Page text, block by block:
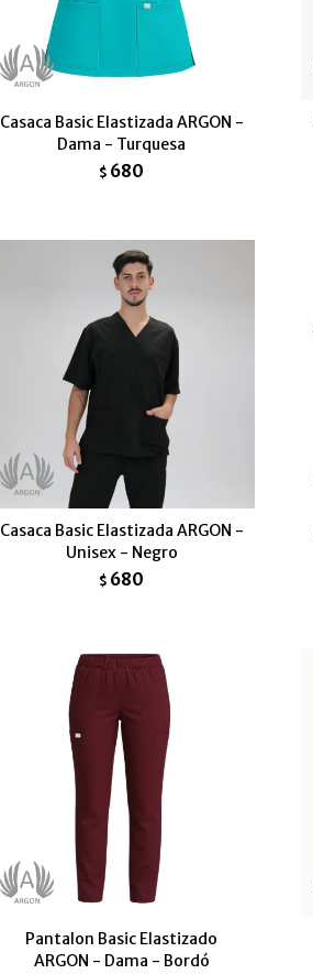
Casaca Basic Elastizada ARGON -
Dama - Turquesa
$ 680
Casaca Basic Elastizada ARGON -
Unisex - Negro
$ 680
Pantalon Basic Elastizado
ARGON - Dama - Bordó